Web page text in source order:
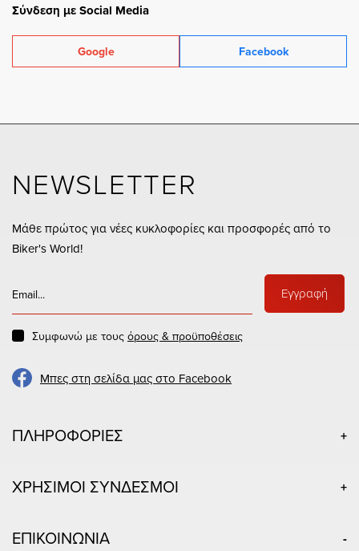
Σύνδεση με Social Media
Google Facebook
NEWSLETTER
Μάθε πρώτος για νέες κυκλοφορίες και προσφορές από το
Biker's World!
Εγγραφή
Συμφωνώ με τους όρους & προϋποθέσεις
Μπες στη σελίδα μας στο Facebook
ΠΛΗΡΟΦΟΡΙΕΣ
ΧΡΗΣΙΜΟΙ ΣΥΝΔΕΣΜΟΙ
ΕΠΙΚΟΙΝΩΝΙΑ